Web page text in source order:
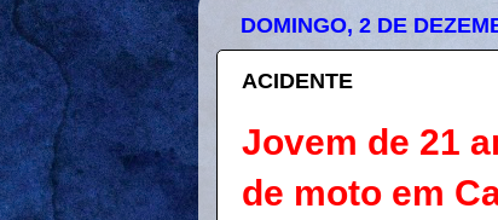
DOMINGO, 2 DE
ACIDENTE
Jovem de 21
de moto em